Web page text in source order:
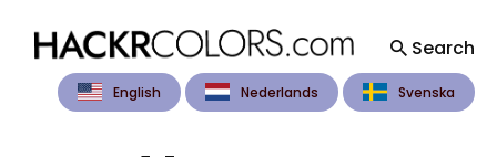
Search
English Nederlands Svenska
Search